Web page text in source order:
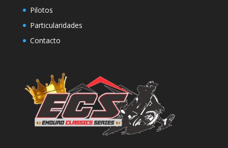
Pilotos
Particularidades
Contacto